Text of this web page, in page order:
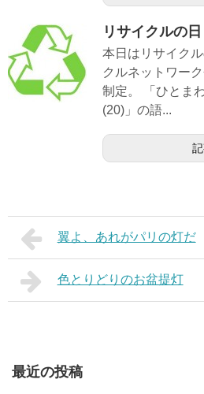
リサイクルの日
本日はリサイク
クルネットワー
制定。 「ひとま
(20)」の語...
翼よ、あれがパリの灯だ
色とりどりのお盆提灯
最近の投稿